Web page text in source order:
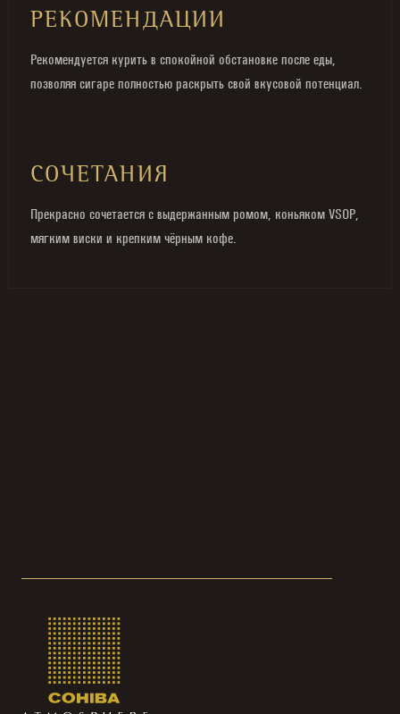
РЕКОМЕНДАЦИИ
Рекомендуется курить в спокойной обстановке после еды,
позволяя сигаре полностью раскрыть свой вкусовой потенциал.
СОЧЕТАНИЯ
Прекрасно сочетается с выдержанным ромом, коньяком VSOP,
мягким виски и крепким чёрным кофе.